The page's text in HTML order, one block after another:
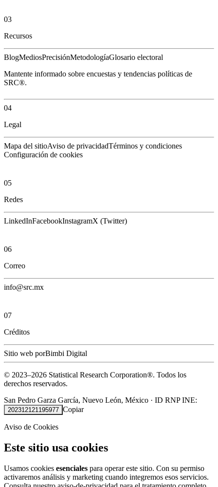
03
Recursos
BlogMediosPrecisiónMetodologíaGlosario electoral
Mantente informado sobre encuestas y tendencias políticas de
SRC®.
04
Legal
Mapa del sitioAviso de privacidadTérminos y condiciones
Configuración de cookies
05
Redes
LinkedInFacebookInstagramX (Twitter)
06
Correo
info@src.mx
07
Créditos
Sitio web porBimbi Digital
© 2023–2026 Statistical Research Corporation®. Todos los
derechos reservados.
San Pedro Garza García, Nuevo León, México · ID RNP INE:
202312121195977 Copiar
Aviso de Cookies
Este sitio usa cookies
Usamos cookies esenciales para operar este sitio. Con su permiso
activaremos análisis y marketing cuando integremos esos servicios.